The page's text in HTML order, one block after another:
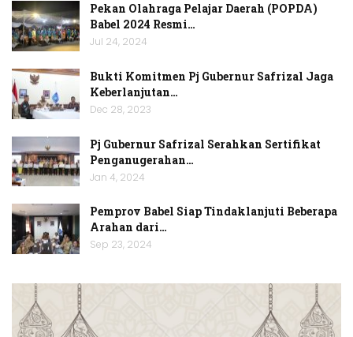
Pekan Olahraga Pelajar Daerah (POPDA)
Babel 2024 Resmi…
Jul 24, 2024
Bukti Komitmen Pj Gubernur Safrizal Jaga
Keberlanjutan…
Dec 28, 2023
Pj Gubernur Safrizal Serahkan Sertifikat
Penganugerahan…
Jan 4, 2024
Pemprov Babel Siap Tindaklanjuti Beberapa
Arahan dari…
Sep 23, 2024